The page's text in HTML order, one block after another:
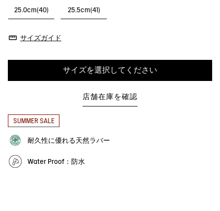
25.0cm(40) 25.5cm(41)
サイズガイド
サイズを選択してください
店舗在庫を確認
SUMMER SALE
耐久性に優れる天然ラバー
Water Proof：防水